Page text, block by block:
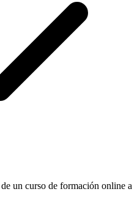
un curso de formación online a